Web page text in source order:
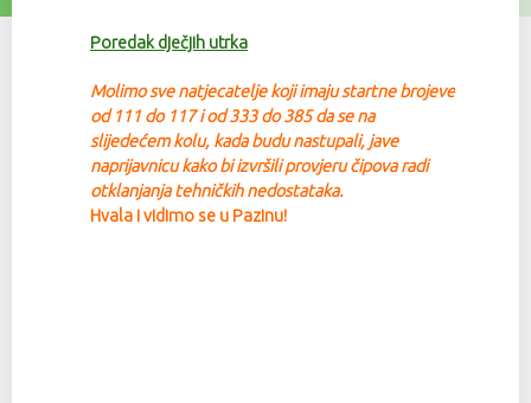
Poredak dječjih utrka
Molimo sve natjecatelje koji imaju startne brojeve
od 111 do 117 i od 333 do 385 da se na
slijedećem kolu, kada budu nastupali, jave
naprijavnicu kako bi izvršili provjeru čipova radi
otklanjanja tehničkih nedostataka.
Hvala i vidimo se u Pazinu!